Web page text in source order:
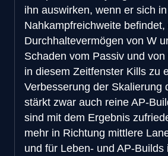
ihn auswirken, wenn er sich in
Nahkampfreichweite
Durchhaltevermögen von W
Schaden vom Passiv und
in diesem Zeitfenster Kills zu
Verbesserung der Skalierung
stärkt zwar auch reine AP-
sind mit dem Ergebnis
mehr in Richtung mittlere
und für Leben- und AP-Builds